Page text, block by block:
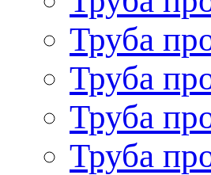
Труба
Труба
Труба
Труба